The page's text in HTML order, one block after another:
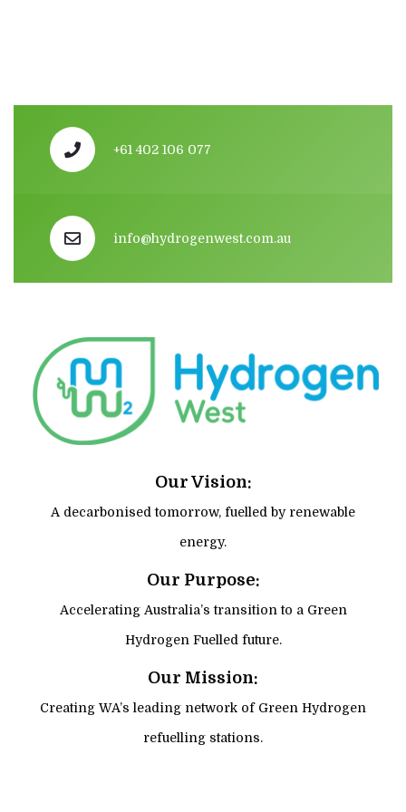
+61 402 106 077
info@hydrogenwest.com.au
Our Vision:
A decarbonised tomorrow, fuelled by renewable
energy.
Our Purpose:
Accelerating Australia’s transition to a Green
Hydrogen Fuelled future.
Our Mission:
Creating WA’s leading network of Green Hydrogen
refuelling stations.